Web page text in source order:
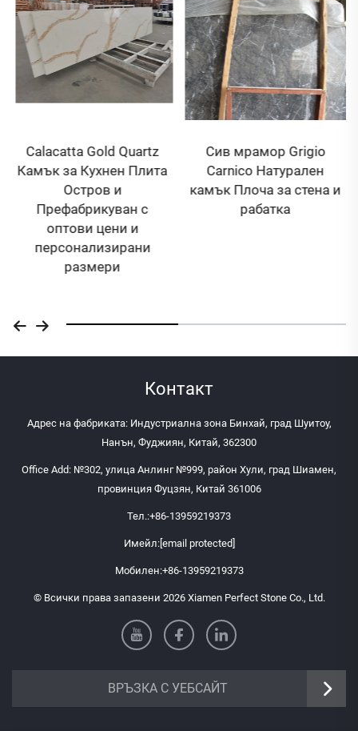
Calacatta Gold Quartz
Камък за Кухнен Плита
Остров и
Префабрикуван с
оптови цени и
персонализирани
размери
Сив мрамор Grigio
Carnico Натурален
камък Плоча за стена и
рабатка
Контакт
Адрес на фабриката: Индустриална зона Бинхай, град Шуитоу,
Нанън, Фуджиян, Китай, 362300
Office Add: №302, улица Анлинг №999, район Хули, град Шиамен,
провинция Фуцзян, Китай 361006
Тел.:+86-13959219373
Имейл:[email protected]
Мобилен:+86-13959219373
© Всички права запазени 2026 Xiamen Perfect Stone Co., Ltd.
ВРЪЗКА С УЕБСАЙТ